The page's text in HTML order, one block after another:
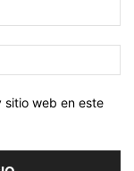
sitio web en este